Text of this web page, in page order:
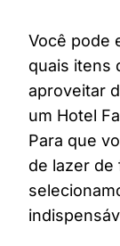
Você pode
quais itens
aproveitar
um Hotel
Para que
de lazer de